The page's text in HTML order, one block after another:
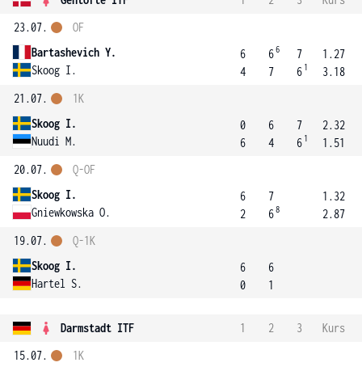
23.07.
Bartashevich Y.
Skoog I.
OF
6
4
66
7
7
6 1
1.27
3.18
21.07.
Skoog I.
Nuudi M.
1K
0
6
6
4
7
6 1
2.32
1.51
20.07.
Skoog I.
Gniewkowska O.
Q-OF
6
2
7
68
1.32
2.87
19.07.
Skoog I.
Hartel S.
Q-1K
6
0
6
1
Darmstadt ITF 1 2 3
Kurs
15.07.
1K